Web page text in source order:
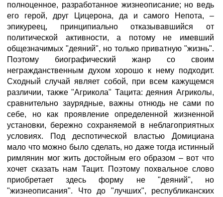
полноценное, разработанное жизнеописание; но ведь
его герой, друг Цицерона, да и самого Непота, –
эпикуреец, принципиально отказывавшийся от
политической активности, а потому не имевший
общезначимых "деяний", но только приватную "жизнь".
Поэтому биографический жанр со своим
негражданственным духом хорошо к нему подходит.
Сходный случай являет собой, при всем кажущемся
различии, также "Агрикола" Тацита: деяния Агриколы,
сравнительно заурядные, важны отнюдь не сами по
себе, но как проявление определенной жизненной
установки, бережно сохраняемой в неблагоприятных
условиях. Под деспотической властью Домициана
мало что можно было сделать, но даже тогда истинный
римлянин мог жить достойным его образом – вот что
хочет сказать нам Тацит. Поэтому похвальное слово
приобретает здесь форму не "деяний", но
"жизнеописания". Что до "лучших", республиканских